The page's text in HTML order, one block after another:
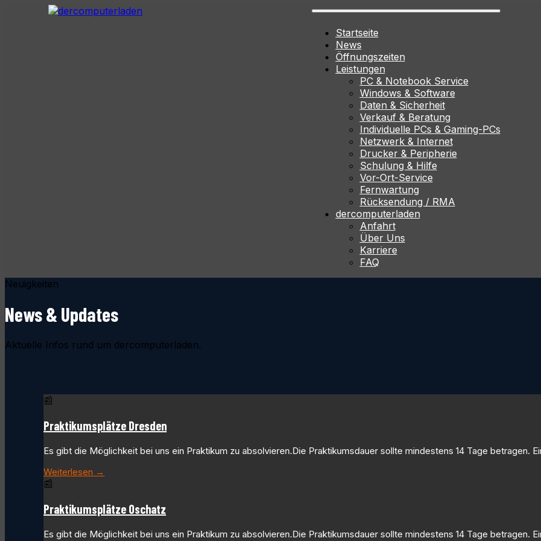
Startseite
News
Öffnungszeiten
Leistungen
PC & Notebook Service
Windows & Software
Daten & Sicherheit
Verkauf & Beratung
Individuelle PCs & Gaming-PCs
Netzwerk & Internet
Drucker & Peripherie
Schulung & Hilfe
Vor-Ort-Service
Fernwartung
Rücksendung / RMA
dercomputerladen
Anfahrt
Über Uns
Karriere
FAQ
Neuigkeiten
News & Updates
Aktuelle Infos rund um dercomputerladen.
📰
Praktikumsplätze Dresden
Es gibt die Möglichkeit bei uns ein Praktikum zu absolvieren.Die Praktikumsdauer sollte mindestens 14 Tage betragen.
Weiterlesen →
📰
Praktikumsplätze Oschatz
Es gibt die Möglichkeit bei uns ein Praktikum zu absolvieren.Die Praktikumsdauer sollte mindestens 14 Tage betragen.